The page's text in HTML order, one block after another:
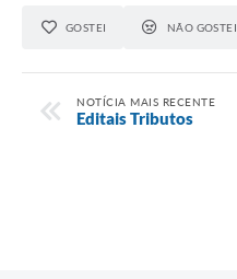
GOSTEI NÃO GOSTEI
NOTÍCIA MAIS RECENTE
Editais Tributos